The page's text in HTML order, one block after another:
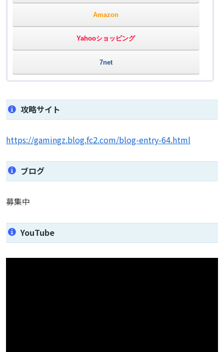
Amazon
Yahooショッピング
7net
攻略サイト
https://gamingz.blog.fc2.com/blog-entry-64.html
ブログ
募集中
YouTube